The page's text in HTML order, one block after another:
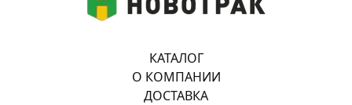
КАТАЛОГ
О КОМПАНИИ
ДОСТАВКА